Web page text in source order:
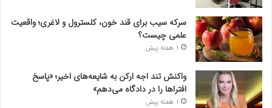
سرکه سیب برای قند خون، کلسترول و لاغری؛ واقعیت
علمی چیست؟
1 هفته پیش
واکنش تند اجه ارکن به شایعه‌های اخیر؛ «پاسخ
افتراها را در دادگاه می‌دهم»
1 هفته پیش